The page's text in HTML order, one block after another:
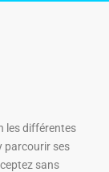
les différentes
parcourir ses
sans